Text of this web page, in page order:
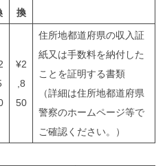
換
¥2
,8
50
住所地都道府県の収入証
紙又は手数料を納付した
ことを証明する書類
（詳細は住所地都道府県
警察のホームページ等で
ご確認ください。）